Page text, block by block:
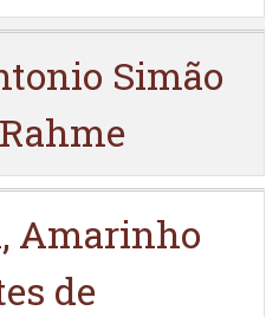
Simão
Amarinho
de